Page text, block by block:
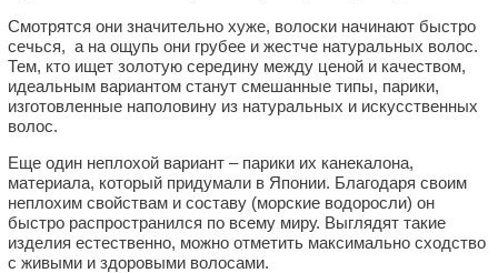
Смотрятся они значительно хуже, волоски начинают быстро
сечься, а на ощупь они грубее и жестче натуральных волос.
Тем, кто ищет золотую середину между ценой и качеством,
идеальным вариантом станут смешанные типы, парики,
изготовленные наполовину из натуральных и искусственных
волос.
Еще один неплохой вариант – парики их канекалона,
материала, который придумали в Японии. Благодаря своим
неплохим свойствам и составу (морские водоросли) он
быстро распространился по всему миру. Выглядят такие
изделия естественно, можно отметить максимально сходство
с живыми и здоровыми волосами.